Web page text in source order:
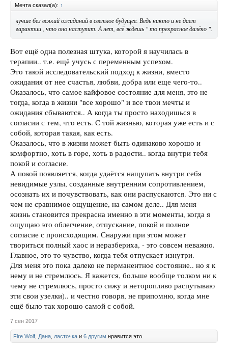
Мечта сказал(а): ↑
лучше без всякий ожиданий в светлое будущее. Ведь никто и не дает
гарантии , что оно наступит. А нет, всё ждешь " то прекрасное далёко ".
Вот ещё одна полезная штука, которой я научилась в
терапии.. т.е. ещё учусь с переменным успехом.
Это такой исследовательский подход к жизни, вместо
ожидания от нее счастья, любви, добра или еще чего-то..
Оказалось, что самое кайфовое состояние для меня, это не
тогда, когда в жизни "все хорошо" и все твои мечты и
ожидания сбываются.. А когда ты просто находишься в
согласии с тем, что есть. С той жизнью, которая уже есть и с
собой, которая такая, как есть.
Оказалось, что в жизни может быть одинаково хорошо и
комфортно, хоть в горе, хоть в радости.. когда внутри тебя
покой и согласие.
А покой появляется, когда удаётся нащупать внутри себя
невидимые узлы, созданные внутренним сопротивлением,
осознать их и почувствовать, как они распускаются. Это ни с
чем не сравнимое ощущение, на самом деле.. Для меня
жизнь становится прекрасна именно в эти моменты, когда я
ощущаю это облегчение, отпускание, покой и полное
согласие с происходящим. Снаружи при этом может
твориться полный хаос и неразбериха, - это совсем неважно.
Главное, это то чувство, когда тебя отпускает изнутри.
Для меня это пока далеко не перманентное состояние.. но я к
нему и не стремлюсь. Я кажется, больше вообще толком ни к
чему не стремлюсь, просто сижу и неторопливо распутываю
эти свои узелки).. и честно говоря, не припомню, когда мне
ещё было так хорошо самой с собой.
7 сен 2017
Fire Wolf Дана ласточка и 6 другим нравится это.